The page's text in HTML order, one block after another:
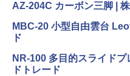
AZ-204C カーボン三脚 |
MBC-20 小型自由雲台
ド
NR-100 多目的スライド
ドトレード